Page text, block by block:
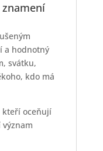
a hodnotný
svátku,
kdo má
kteří oceňují